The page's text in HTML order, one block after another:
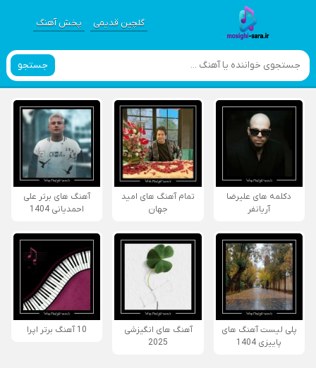
گلچین قدیمی پخش آهنگ
جستجو
دکلمه های علیرضا
آریانفر
تمام آهنگ های امید
جهان
آهنگ های برتر علی
احمدیانی 1404
پلی لیست آهنگ های
پاییزی 1404
آهنگ های انگیزشی
2025
10 آهنگ برتر اپرا